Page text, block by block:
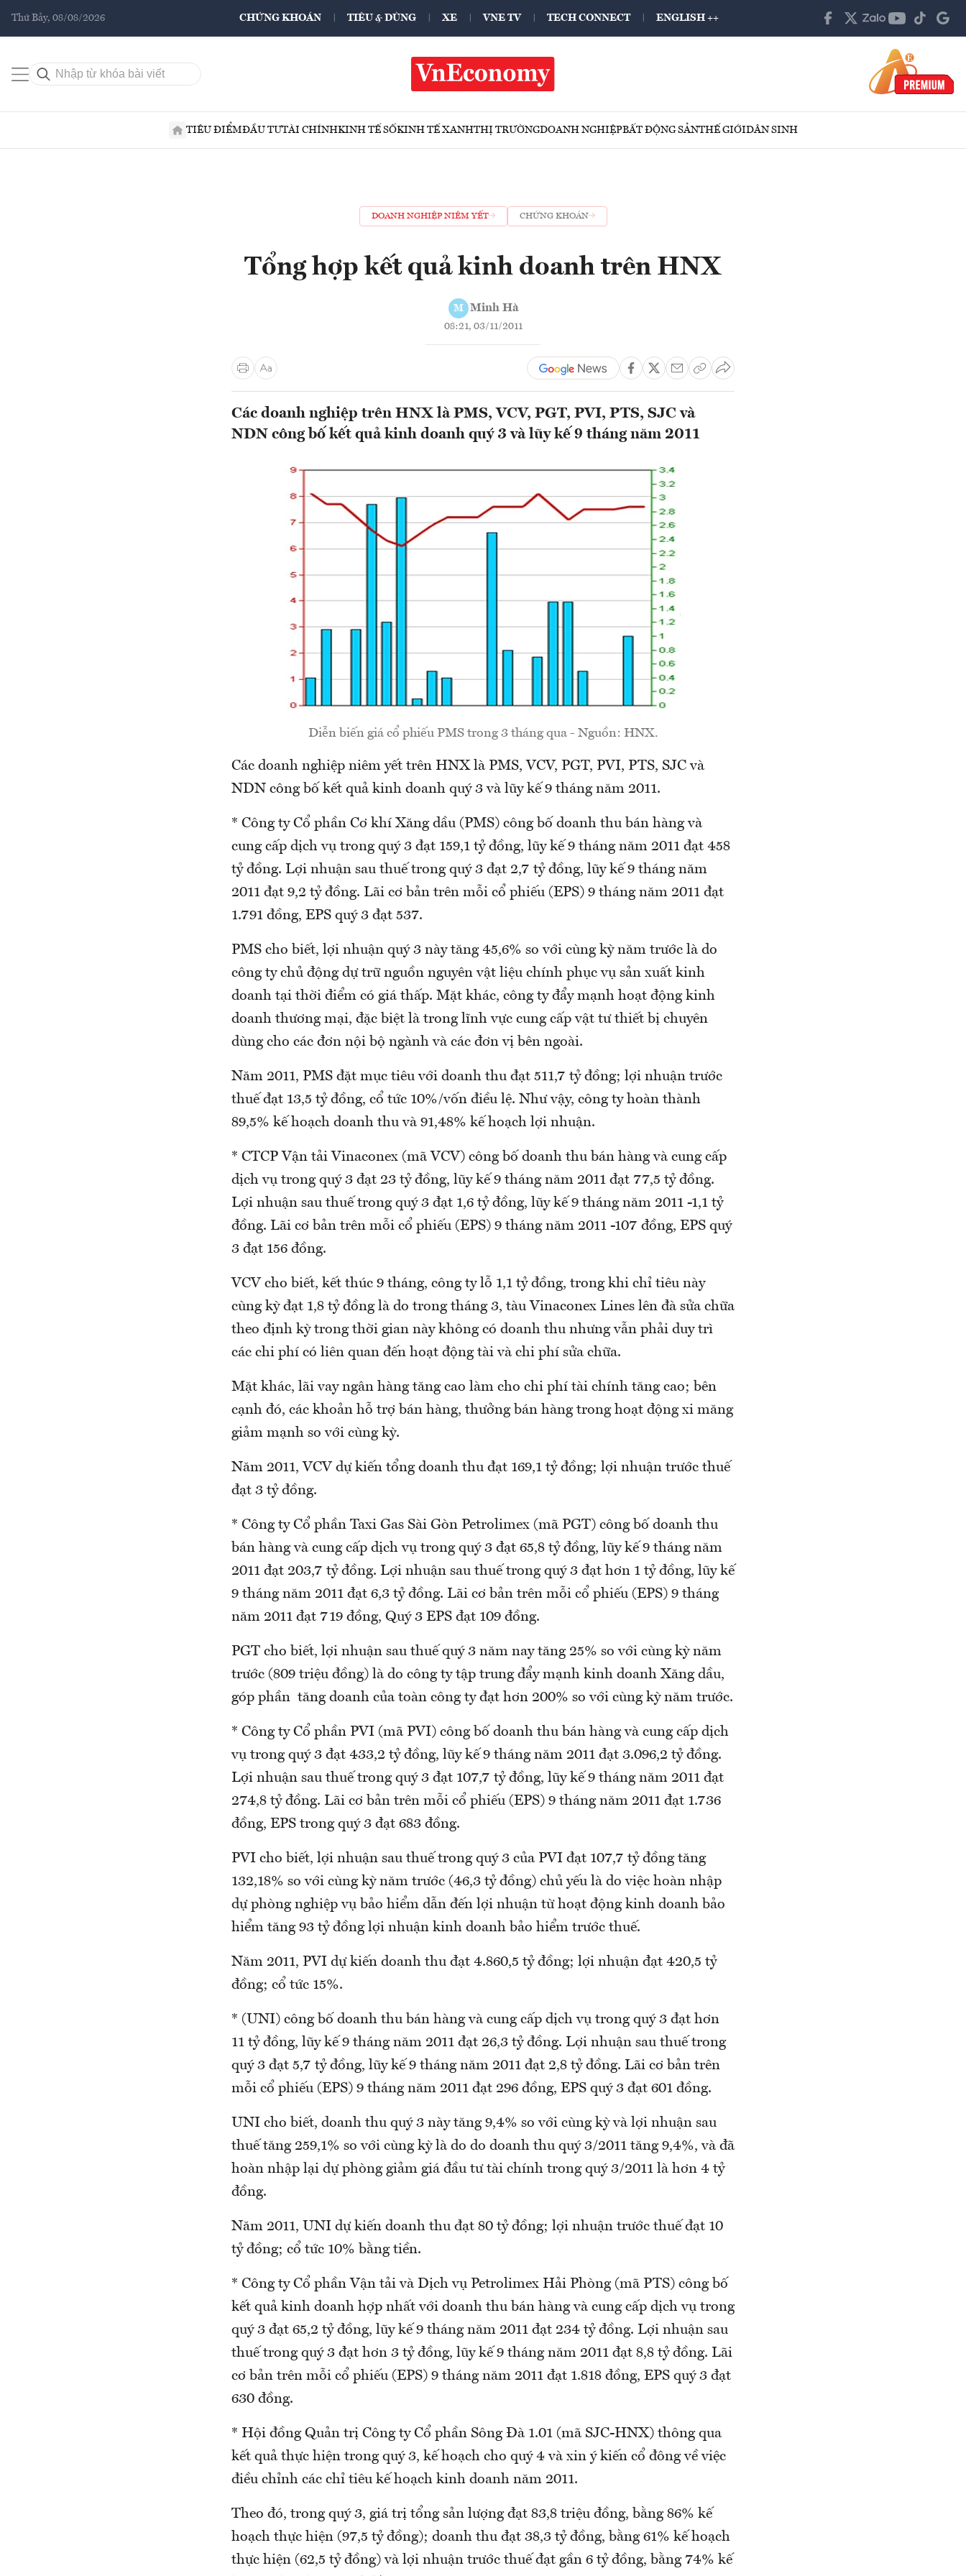
Thứ Bảy, 08/08/2026 CHỨNG KHOÁN TIÊU & DÙNG XE VNE TV TECH CONNECT ENGLISH ++
TIÊU ĐIỂMĐẦU TƯTÀI CHÍNHKINH TẾ SỐKINH TẾ XANHTHỊ TRƯỜNGDOANH NGHIỆPBẤT ĐỘNG SẢNTHẾ GIỚIDÂN SINH
DOANH NGHIỆP NIÊM YẾT CHỨNG KHOÁN
Tổng hợp kết quả kinh doanh trên HNX
M Minh Hà
08:21, 03/11/2011
Các doanh nghiệp trên HNX là PMS, VCV, PGT, PVI, PTS, SJC và
NDN công bố kết quả kinh doanh quý 3 và lũy kế 9 tháng năm 2011
Diễn biến giá cổ phiếu PMS trong 3 tháng qua - Nguồn: HNX.
Các doanh nghiệp niêm yết trên HNX là PMS, VCV, PGT, PVI, PTS, SJC và
NDN công bố kết quả kinh doanh quý 3 và lũy kế 9 tháng năm 2011.
* Công ty Cổ phần Cơ khí Xăng dầu (PMS) công bố doanh thu bán hàng và
cung cấp dịch vụ trong quý 3 đạt 159,1 tỷ đồng, lũy kế 9 tháng năm 2011 đạt 458
tỷ đồng. Lợi nhuận sau thuế trong quý 3 đạt 2,7 tỷ đồng, lũy kế 9 tháng năm
2011 đạt 9,2 tỷ đồng. Lãi cơ bản trên mỗi cổ phiếu (EPS) 9 tháng năm 2011 đạt
1.791 đồng, EPS quý 3 đạt 537.
PMS cho biết, lợi nhuận quý 3 này tăng 45,6% so với cùng kỳ năm trước là do
công ty chủ động dự trữ nguồn nguyên vật liệu chính phục vụ sản xuất kinh
doanh tại thời điểm có giá thấp. Mặt khác, công ty đẩy mạnh hoạt động kinh
doanh thương mại, đặc biệt là trong lĩnh vực cung cấp vật tư thiết bị chuyên
dùng cho các đơn nội bộ ngành và các đơn vị bên ngoài.
Năm 2011, PMS đặt mục tiêu với doanh thu đạt 511,7 tỷ đồng; lợi nhuận trước
thuế đạt 13,5 tỷ đồng, cổ tức 10%/vốn điều lệ. Như vậy, công ty hoàn thành
89,5% kế hoạch doanh thu và 91,48% kế hoạch lợi nhuận.
* CTCP Vận tải Vinaconex (mã VCV) công bố doanh thu bán hàng và cung cấp
dịch vụ trong quý 3 đạt 23 tỷ đồng, lũy kế 9 tháng năm 2011 đạt 77,5 tỷ đồng.
Lợi nhuận sau thuế trong quý 3 đạt 1,6 tỷ đồng, lũy kế 9 tháng năm 2011 -1,1 tỷ
đồng. Lãi cơ bản trên mỗi cổ phiếu (EPS) 9 tháng năm 2011 -107 đồng, EPS quý
3 đạt 156 đồng.
VCV cho biết, kết thúc 9 tháng, công ty lỗ 1,1 tỷ đồng, trong khi chỉ tiêu này
cùng kỳ đạt 1,8 tỷ đồng là do trong tháng 3, tàu Vinaconex Lines lên đà sửa chữa
theo định kỳ trong thời gian này không có doanh thu nhưng vẫn phải duy trì
các chi phí có liên quan đến hoạt động tài và chi phí sửa chữa.
Mặt khác, lãi vay ngân hàng tăng cao làm cho chi phí tài chính tăng cao; bên
cạnh đó, các khoản hỗ trợ bán hàng, thưởng bán hàng trong hoạt động xi măng
giảm mạnh so với cùng kỳ.
Năm 2011, VCV dự kiến tổng doanh thu đạt 169,1 tỷ đồng; lợi nhuận trước thuế
đạt 3 tỷ đồng.
* Công ty Cổ phần Taxi Gas Sài Gòn Petrolimex (mã PGT) công bố doanh thu
bán hàng và cung cấp dịch vụ trong quý 3 đạt 65,8 tỷ đồng, lũy kế 9 tháng năm
2011 đạt 203,7 tỷ đồng. Lợi nhuận sau thuế trong quý 3 đạt hơn 1 tỷ đồng, lũy kế
9 tháng năm 2011 đạt 6,3 tỷ đồng. Lãi cơ bản trên mỗi cổ phiếu (EPS) 9 tháng
năm 2011 đạt 719 đồng, Quý 3 EPS đạt 109 đồng.
PGT cho biết, lợi nhuận sau thuế quý 3 năm nay tăng 25% so với cùng kỳ năm
trước (809 triệu đồng) là do công ty tập trung đẩy mạnh kinh doanh Xăng dầu,
góp phần tăng doanh của toàn công ty đạt hơn 200% so với cùng kỳ năm trước.
* Công ty Cổ phần PVI (mã PVI) công bố doanh thu bán hàng và cung cấp dịch
vụ trong quý 3 đạt 433,2 tỷ đồng, lũy kế 9 tháng năm 2011 đạt 3.096,2 tỷ đồng.
Lợi nhuận sau thuế trong quý 3 đạt 107,7 tỷ đồng, lũy kế 9 tháng năm 2011 đạt
274,8 tỷ đồng. Lãi cơ bản trên mỗi cổ phiếu (EPS) 9 tháng năm 2011 đạt 1.736
đồng, EPS trong quý 3 đạt 683 đồng.
PVI cho biết, lợi nhuận sau thuế trong quý 3 của PVI đạt 107,7 tỷ đồng tăng
132,18% so với cùng kỳ năm trước (46,3 tỷ đồng) chủ yếu là do việc hoàn nhập
dự phòng nghiệp vụ bảo hiểm dẫn đến lợi nhuận từ hoạt động kinh doanh bảo
hiểm tăng 93 tỷ đồng lợi nhuận kinh doanh bảo hiểm trước thuế.
Năm 2011, PVI dự kiến doanh thu đạt 4.860,5 tỷ đồng; lợi nhuận đạt 420,5 tỷ
đồng; cổ tức 15%.
* (UNI) công bố doanh thu bán hàng và cung cấp dịch vụ trong quý 3 đạt hơn
11 tỷ đồng, lũy kế 9 tháng năm 2011 đạt 26,3 tỷ đồng. Lợi nhuận sau thuế trong
quý 3 đạt 5,7 tỷ đồng, lũy kế 9 tháng năm 2011 đạt 2,8 tỷ đồng. Lãi cơ bản trên
mỗi cổ phiếu (EPS) 9 tháng năm 2011 đạt 296 đồng, EPS quý 3 đạt 601 đồng.
UNI cho biết, doanh thu quý 3 này tăng 9,4% so với cùng kỳ và lợi nhuận sau
thuế tăng 259,1% so với cùng kỳ là do do doanh thu quý 3/2011 tăng 9,4%, và đã
hoàn nhập lại dự phòng giảm giá đầu tư tài chính trong quý 3/2011 là hơn 4 tỷ
đồng.
Năm 2011, UNI dự kiến doanh thu đạt 80 tỷ đồng; lợi nhuận trước thuế đạt 10
tỷ đồng; cổ tức 10% bằng tiền.
* Công ty Cổ phần Vận tải và Dịch vụ Petrolimex Hải Phòng (mã PTS) công bố
kết quả kinh doanh hợp nhất với doanh thu bán hàng và cung cấp dịch vụ trong
quý 3 đạt 65,2 tỷ đồng, lũy kế 9 tháng năm 2011 đạt 234 tỷ đồng. Lợi nhuận sau
thuế trong quý 3 đạt hơn 3 tỷ đồng, lũy kế 9 tháng năm 2011 đạt 8,8 tỷ đồng. Lãi
cơ bản trên mỗi cổ phiếu (EPS) 9 tháng năm 2011 đạt 1.818 đồng, EPS quý 3 đạt
630 đồng.
* Hội đồng Quản trị Công ty Cổ phần Sông Đà 1.01 (mã SJC-HNX) thông qua
kết quả thực hiện trong quý 3, kế hoạch cho quý 4 và xin ý kiến cổ đông về việc
điều chỉnh các chỉ tiêu kế hoạch kinh doanh năm 2011.
Theo đó, trong quý 3, giá trị tổng sản lượng đạt 83,8 triệu đồng, bằng 86% kế
hoạch thực hiện (97,5 tỷ đồng); doanh thu đạt 38,3 tỷ đồng, bằng 61% kế hoạch
thực hiện (62,5 tỷ đồng) và lợi nhuận trước thuế đạt gần 6 tỷ đồng, bằng 74% kế